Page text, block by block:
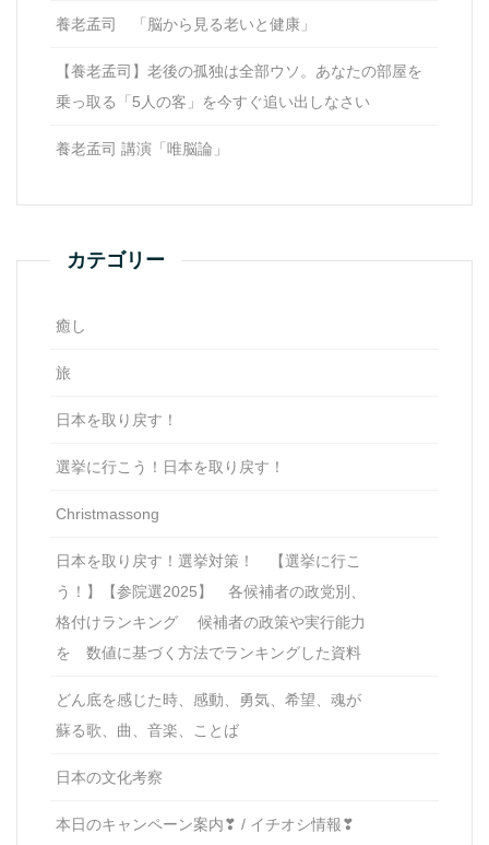
養老孟司 「脳から見る老いと健康」
【養老孟司】老後の孤独は全部ウソ。あなたの部屋を
乗っ取る「5人の客」を今すぐ追い出しなさい
養老孟司 講演「唯脳論」
カテゴリー
癒し
旅
日本を取り戻す！
選挙に行こう！日本を取り戻す！
Christmassong
日本を取り戻す！選挙対策！ 【選挙に行こ
う！】【参院選2025】 各候補者の政党別、
格付けランキング 候補者の政策や実行能力
を 数値に基づく方法でランキングした資料
どん底を感じた時、感動、勇気、希望、魂が
蘇る歌、曲、音楽、ことば
日本の文化考察
本日のキャンペーン案内❣ / イチオシ情報❣